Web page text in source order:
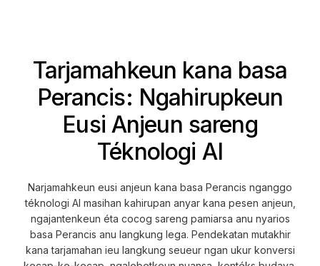
Tarjamahkeun kana basa
Perancis: Ngahirupkeun
Eusi Anjeun sareng
Téknologi AI
Narjamahkeun eusi anjeun kana basa Perancis nganggo
téknologi AI masihan kahirupan anyar kana pesen anjeun,
ngajantenkeun éta cocog sareng pamiarsa anu nyarios
basa Perancis anu langkung lega. Pendekatan mutakhir
kana tarjamahan ieu langkung seueur ngan ukur konversi